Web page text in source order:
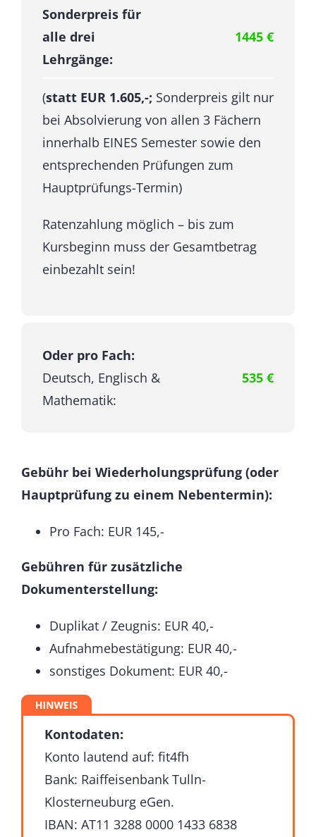
Sonderpreis für
alle drei
Lehrgänge:
1445 €
(statt EUR 1.605,-; Sonderpreis gilt nur
bei Absolvierung von allen 3 Fächern
innerhalb EINES Semester sowie den
entsprechenden Prüfungen zum
Hauptprüfungs-Termin)
Ratenzahlung möglich – bis zum
Kursbeginn muss der Gesamtbetrag
einbezahlt sein!
Oder pro Fach:
Deutsch, Englisch &
Mathematik:
535 €
Gebühr bei Wiederholungsprüfung (oder
Hauptprüfung zu einem Nebentermin):
Pro Fach: EUR 145,-
Gebühren für zusätzliche
Dokumenterstellung:
Duplikat / Zeugnis: EUR 40,-
Aufnahmebestätigung: EUR 40,-
sonstiges Dokument: EUR 40,-
Kontodaten:
Konto lautend auf: fit4fh
Bank: Raiffeisenbank Tulln-
Klosterneuburg eGen.
IBAN: AT11 3288 0000 1433 6838